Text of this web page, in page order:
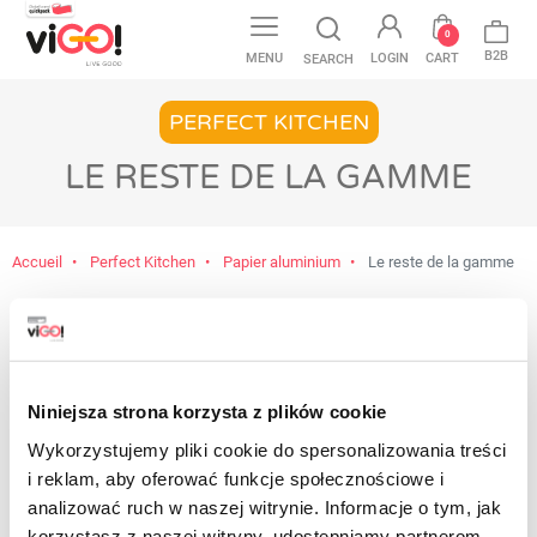
Niniejsza strona korzysta z plików cookie
Wykorzystujemy pliki cookie do spersonalizowania treści
i reklam, aby oferować funkcje społecznościowe i
analizować ruch w naszej witrynie. Informacje o tym, jak
MENU SEARCH LOGIN CART
0
B2B
PERFECT KITCHEN
LE RESTE DE LA GAMME
Accueil Perfect Kitchen Papier aluminium Le reste de la gamme
moment
Restez à l'écoute ! D'autres produits seront
affichés ici au fur et à mesure qu'ils seront
ajoutés.
Contact